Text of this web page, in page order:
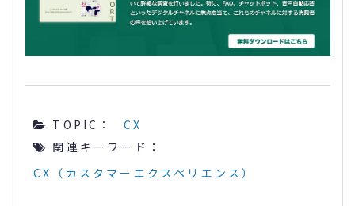
TOPIC：
CX
関連キーワード：
CX（カスタマーエクスペリエンス）